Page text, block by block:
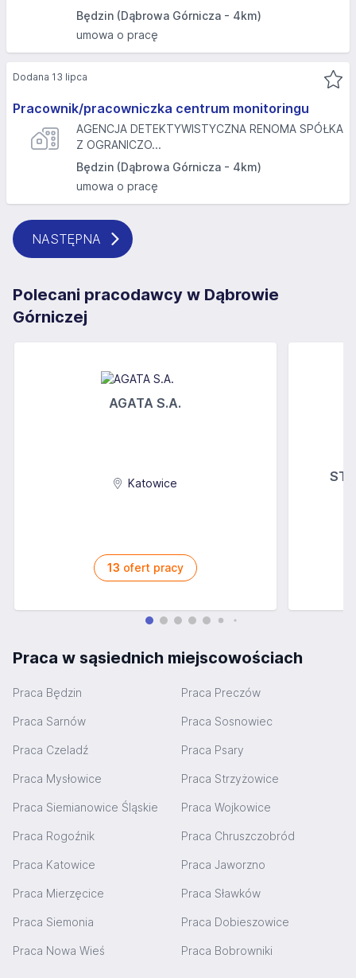
Będzin (Dąbrowa Górnicza - 4km)
umowa o pracę
Pracownik/pracowniczka centrum monitoringu
AGENCJA DETEKTYWISTYCZNA RENOMA SPÓŁKA
Z OGRANICZO...
Będzin (Dąbrowa Górnicza - 4km)
umowa o pracę
Dodana 13 lipca
NASTĘPNA
Polecani pracodawcy w Dąbrowie
Górniczej
AGATA S.A.
Katowice
13 ofert pracy
Praca w sąsiednich miejscowościach
Praca Będzin Praca Preczów
Praca Sarnów Praca Sosnowiec
Praca Czeladź Praca Psary
Praca Mysłowice Praca Strzyżowice
Praca Siemianowice Śląskie Praca Wojkowice
Praca Rogoźnik Praca Chruszczobród
Praca Katowice Praca Jaworzno
Praca Mierzęcice Praca Sławków
Praca Siemonia Praca Dobieszowice
Praca Nowa Wieś Praca Bobrowniki